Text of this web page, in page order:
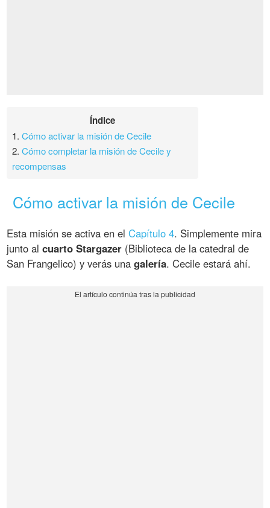
Índice
1.Cómo activar la misión de Cecile
2.Cómo completar la misión de Cecile y
recompensas
Cómo activar la misión de Cecile
Esta misión se activa en elCapítulo 4. Simplemente mira
junto alcuarto Stargazer (Biblioteca de la catedral de
San Frangelico) y verás unagalería. Cecile estará ahí.